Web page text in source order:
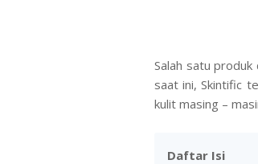
Salah satu
saat ini, Skintific
kulit masing –
Daftar Isi